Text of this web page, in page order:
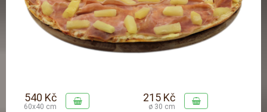
540 Kč
60x40 cm
215 Kč
ø 30 cm